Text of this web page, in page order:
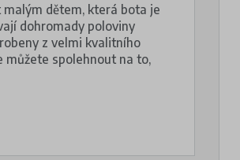
dětem, která bota je
dohromady poloviny
z velmi kvalitního
spolehnout na to,